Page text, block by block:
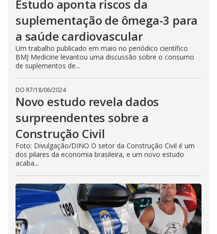
Estudo aponta riscos da
suplementação de ômega-3 para
a saúde cardiovascular
Um trabalho publicado em maio no periódico científico
BMJ Medicine levantou uma discussão sobre o consumo
de suplementos de...
DO R7/18/06/2024
Novo estudo revela dados
surpreendentes sobre a
Construção Civil
Foto: Divulgação/DINO O setor da Construção Civil é um
dos pilares da economia brasileira, e um novo estudo
acaba...